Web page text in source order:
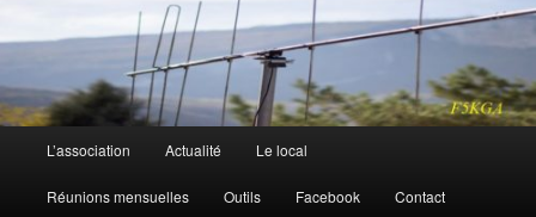
L’association Actualité Le local
Réunions mensuelles Outils Facebook Contact